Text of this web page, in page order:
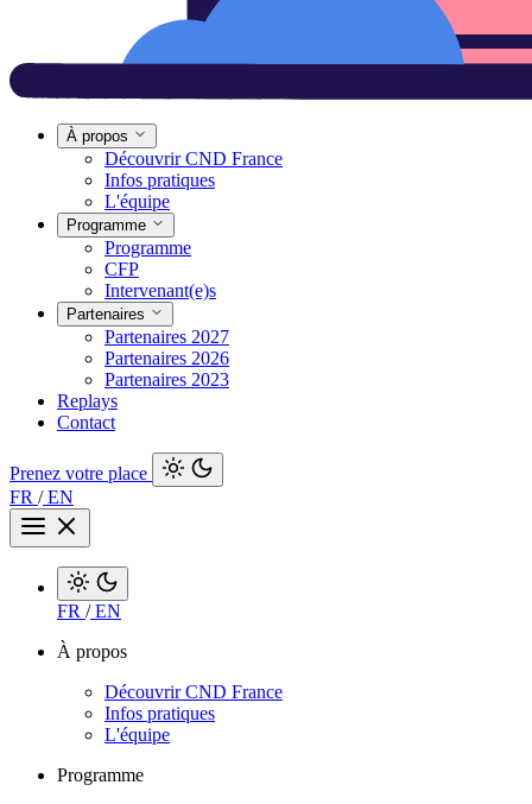
À propos
Découvrir CND France
Infos pratiques
L'équipe
Programme
Programme
CFP
Intervenant(e)s
Partenaires
Partenaires 2027
Partenaires 2026
Partenaires 2023
Replays
Contact
Prenez votre place
FR /EN
FR /EN
À propos
Découvrir CND France
Infos pratiques
L'équipe
Programme